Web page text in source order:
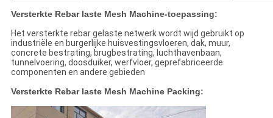
Versterkte Rebar laste Mesh Machine-toepassing:
Het versterkte rebar gelaste netwerk wordt wijd gebruikt op
industriële en burgerlijke huisvestingsvloeren, dak, muur,
concrete bestrating, brugbestrating, luchthavenbaan,
tunnelvoering, doosduiker, werfvloer, geprefabriceerde
componenten en andere gebieden
Versterkte Rebar laste Mesh Machine Packing: